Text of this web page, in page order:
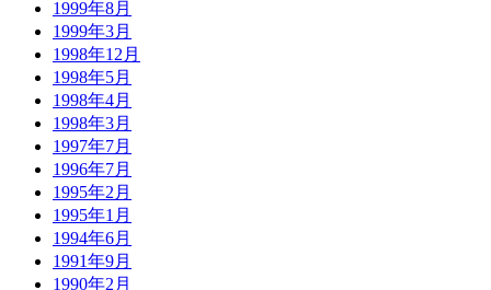
1999年8月
1999年3月
1998年12月
1998年5月
1998年4月
1998年3月
1997年7月
1996年7月
1995年2月
1995年1月
1994年6月
1991年9月
1990年2月